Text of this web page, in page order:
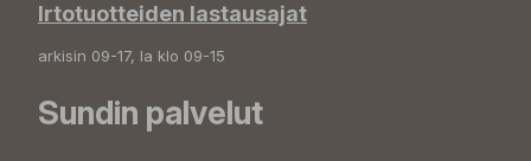
Irtotuotteiden lastausajat
arkisin 09-17, la klo 09-15
Sundin palvelut